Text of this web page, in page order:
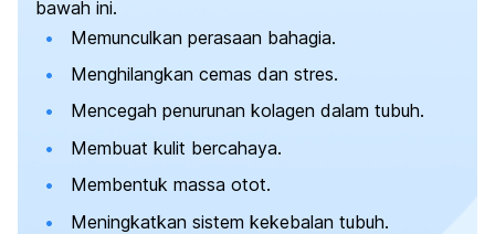
bawah ini.
Memunculkan perasaan bahagia.
Menghilangkan cemas dan stres.
Mencegah penurunan kolagen dalam tubuh.
Membuat kulit bercahaya.
Membentuk massa otot.
Meningkatkan sistem kekebalan tubuh.